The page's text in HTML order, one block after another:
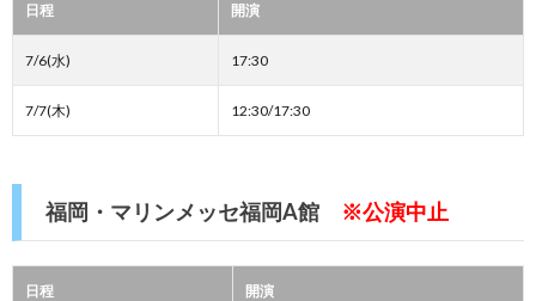
日程 開演
7/6(水) 17:30
7/7(木) 12:30/17:30
福岡・マリンメッセ福岡A館 ※公演中止
日程 開演